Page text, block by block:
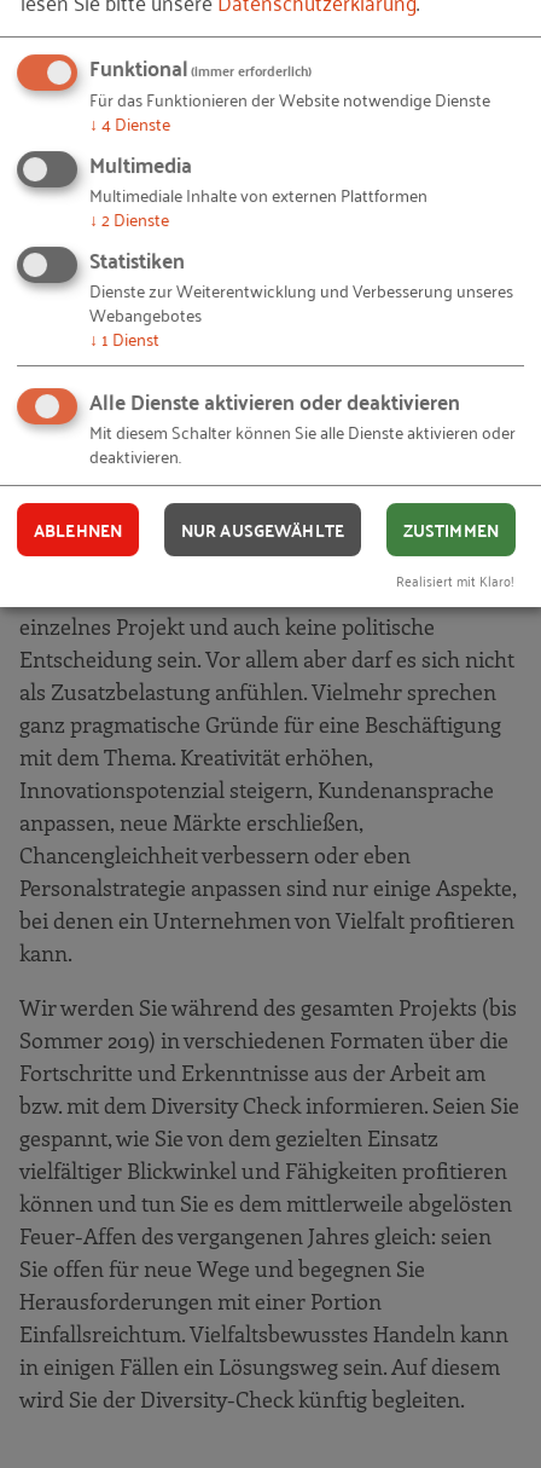
die Chancen und Möglichkeiten von
Vielfaltsbewusstsein aufzeigen und ihnen bei der
praktischen Umsetzung helfen.
INQA Themenhaus
Ziel des Checks ist es, Ihnen den (teilweise
verblüffend) geringen Aufwand von Diversity
Management aufzuzeigen und somit die Argumente
"keine Zeit" oder "keine Kapazitäten" obsolet zu
machen. Vielfalt am Arbeitsplatz muss kein
einzelnes Projekt und auch keine politische
Entscheidung sein. Vor allem aber darf es sich nicht
als Zusatzbelastung anfühlen. Vielmehr sprechen
ganz pragmatische Gründe für eine Beschäftigung
mit dem Thema. Kreativität erhöhen,
Innovationspotenzial steigern, Kundenansprache
anpassen, neue Märkte erschließen,
Chancengleichheit verbessern oder eben
Personalstrategie anpassen sind nur einige Aspekte,
bei denen ein Unternehmen von Vielfalt profitieren
kann.
Wir werden Sie während des gesamten Projekts (bis
Sommer 2019) in verschiedenen Formaten über die
Fortschritte und Erkenntnisse aus der Arbeit am
bzw. mit dem Diversity Check informieren. Seien Sie
gespannt, wie Sie von dem gezielten Einsatz
vielfältiger Blickwinkel und Fähigkeiten profitieren
können und tun Sie es dem mittlerweile abgelösten
Feuer-Affen des vergangenen Jahres gleich: seien
Sie offen für neue Wege und begegnen Sie
Herausforderungen mit einer Portion
Einfallsreichtum. Vielfaltsbewusstes Handeln kann
in einigen Fällen ein Lösungsweg sein. Auf diesem
wird Sie der Diversity-Check künftig begleiten.
Funktional(immer erforderlich)
Für das Funktionieren der Website notwendige Dienste
↓ 4Dienste
Multimedia
Multimediale Inhalte von externen Plattformen
↓ 2Dienste
Statistiken
Dienste zur Weiterentwicklung und Verbesserung unseres
Webangebotes
↓ 1 Dienst
Alle Dienste aktivieren oder deaktivieren
Mit diesem Schalter können Sie alle Dienste aktivieren oder
deaktivieren.
ABLEHNEN NUR AUSGEWÄHLTE ZUSTIMMEN
Realisiert mit Klaro!